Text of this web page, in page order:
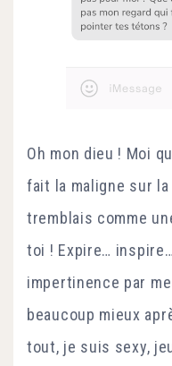
Oh mon dieu ! Moi
fait la maligne sur
tremblais comme
toi ! Expire…
impertinence par
beaucoup mieux
tout, je suis sexy,